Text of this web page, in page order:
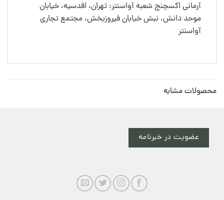
آرمانی اکسچنج شعبه آواسنتر: تهران، اقدسیه، خیابان
موحد دانش، نبش خیابان فیروزبخش، مجتمع تجاری
آواسنتر
محصولات مشابه
عضویت در خبرنامه